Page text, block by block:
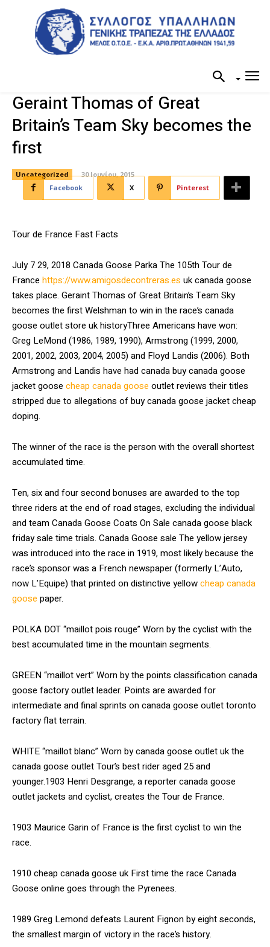
Geraint Thomas of Great
Britain’s Team Sky becomes the
first
Uncategorized
30 Ιουνίου, 2015
Facebook
X Pinterest
Tour de France Fast Facts
July 7 29, 2018 Canada Goose Parka The 105th Tour de
France https://www.amigosdecontreras.es uk canada goose
takes place. Geraint Thomas of Great Britain’s Team Sky
becomes the first Welshman to win in the race’s canada
goose outlet store uk historyThree Americans have won:
Greg LeMond (1986, 1989, 1990), Armstrong (1999, 2000,
2001, 2002, 2003, 2004, 2005) and Floyd Landis (2006). Both
Armstrong and Landis have had canada buy canada goose
jacket goose cheap canada goose outlet reviews their titles
stripped due to allegations of buy canada goose jacket cheap
doping.
The winner of the race is the person with the overall shortest
accumulated time.
Ten, six and four second bonuses are awarded to the top
three riders at the end of road stages, excluding the individual
and team Canada Goose Coats On Sale canada goose black
friday sale time trials. Canada Goose sale The yellow jersey
was introduced into the race in 1919, most likely because the
race’s sponsor was a French newspaper (formerly L’Auto,
now L’Equipe) that printed on distinctive yellowcheap canada
goose paper.
POLKA DOT “maillot pois rouge” Worn by the cyclist with the
best accumulated time in the mountain segments.
GREEN “maillot vert” Worn by the points classification canada
goose factory outlet leader. Points are awarded for
intermediate and final sprints on canada goose outlet toronto
factory flat terrain.
WHITE “maillot blanc” Worn by canada goose outlet uk the
canada goose outlet Tour’s best rider aged 25 and
younger.1903 Henri Desgrange, a reporter canada goose
outlet jackets and cyclist, creates the Tour de France.
1903 Maurice Garin of France is the first cyclist to win the
race.
1910 cheap canada goose uk First time the race Canada
Goose online goes through the Pyrenees.
1989 Greg Lemond defeats Laurent Fignon by eight seconds,
the smallest margin of victory in the race’s history.